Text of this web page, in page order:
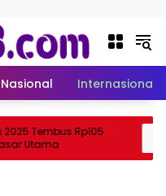
Nasional Internasional
Tembus Rp105
Utama